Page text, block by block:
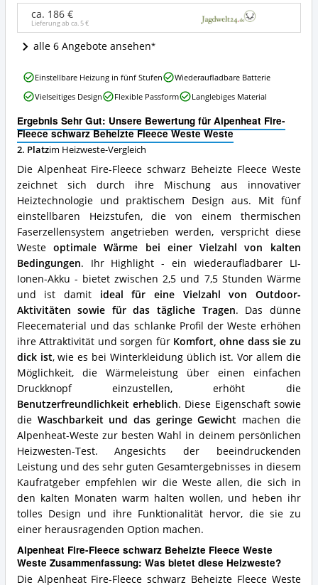
Weste
Weste
Angebote:
Wo
diese
Heizweste
erhältlich?
ca. 186 €
Lieferung ab ca.5 €
alle 6 Angebote ansehen
Ergebnis Sehr Gut: Unsere Bewertung für Alpenheat Fire-
Fleece schwarz Beheizte Fleece Weste Weste
2. Platzim Heizweste-Vergleich
Die Alpenheat Fire-Fleece schwarz Beheizte Fleece Weste
zeichnet sich durch ihre Mischung aus innovativer
Heiztechnologie und praktischem Design aus. Mit fünf
einstellbaren Heizstufen, die von einem thermischen
Faserzellensystem angetrieben werden, verspricht diese
Westeoptimale Wärme bei einer Vielzahl von kalten
Bedingungen. Ihr Highlight - ein wiederaufladbarer LI-
Ionen-Akku - bietet zwischen 2,5 und 7,5 Stunden Wärme
und ist damit ideal für eine Vielzahl von Outdoor-
Aktivitäten sowie für das tägliche Tragen. Das dünne
Fleecematerial und das schlanke Profil der Weste erhöhen
ihre Attraktivität und sorgen für Komfort, ohne dass sie zu
dick ist, wie es bei Winterkleidung üblich ist. Vor allem die
Möglichkeit, die Wärmeleistung über einen einfachen
Druckknopf einzustellen, erhöht die
Benutzerfreundlichkeit erheblich. Diese Eigenschaft sowie
die Waschbarkeit und das geringe Gewicht machen die
Alpenheat-Weste zur besten Wahl in deinem persönlichen
Heizwesten-Test. Angesichts der beeindruckenden
Leistung und des sehr guten Gesamtergebnisses in diesem
Kaufratgeber empfehlen wir die Weste allen, die sich in
den kalten Monaten warm halten wollen, und heben ihr
tolles Design und ihre Funktionalität hervor, die sie zu
einer herausragenden Option machen.
Alpenheat Fire-Fleece schwarz Beheizte Fleece Weste
Weste Zusammenfassung: Was bietet diese Heizweste?
Die Alpenheat Fire-Fleece schwarz Beheizte Fleece Weste
Alpenheat
Fire-
Fleece
Beheizte
Fleece
Weste
Weste
Vorteile:
Was
spricht
für
diese
Heizweste?
Einstellbare Heizung in fünf Stufen
Wiederaufladbare Batterie
Vielseitiges Design
Flexible Passform Langlebiges Material